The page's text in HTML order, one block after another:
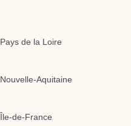
Pays de la Loire
Nouvelle-Aquitaine
Île-de-France